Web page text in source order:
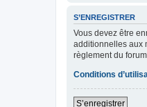
S’ENREGISTRER
Vous devez être
additionnelles aux
règlement du
Conditions
S’enregistrer